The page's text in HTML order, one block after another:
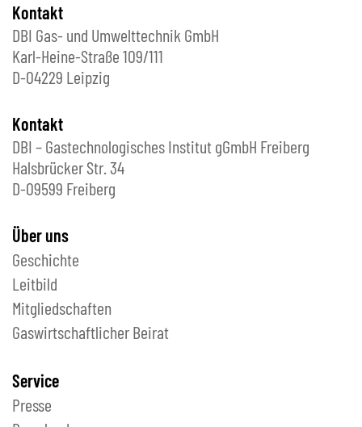
Kontakt
DBI Gas- und Umwelttechnik GmbH
Karl-Heine-Straße 109/111
D-04229 Leipzig
Kontakt
DBI – Gastechnologisches Institut gGmbH Freiberg
Halsbrücker Str. 34
D-09599 Freiberg
Über uns
Geschichte
Leitbild
Mitgliedschaften
Gaswirtschaftlicher Beirat
Service
Presse